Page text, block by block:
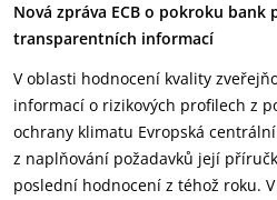
Nová zpráva ECB o pokroku bank
transparentních informací
V oblasti hodnocení kvality
informací o rizikových profilech z
ochrany klimatu Evropská centrální
z naplňování požadavků její
poslední hodnocení z téhož roku.